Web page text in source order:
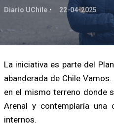
Diario UChile 22-04-2025
La iniciativa es parte del
abanderada de Chile
en el mismo terreno donde
Arenal y contemplaría una
internos.